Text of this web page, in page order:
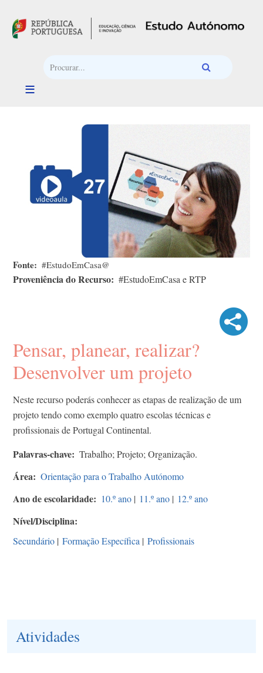
Fonte #EstudoEmCasa@
Proveniência do Recurso #EstudoEmCasa e RTP
Pensar, planear, realizar?
Desenvolver um projeto
Neste recurso poderás conhecer as etapas de realização de um
projeto tendo como exemplo quatro escolas técnicas e
profissionais de Portugal Continental.
Palavras-chave Trabalho; Projeto; Organização.
Área Orientação para o Trabalho Autónomo
Ano de escolaridade 10.º ano | 11.º ano | 12.º ano
Nível/Disciplina
Secundário | Formação Específica | Profissionais
Atividades